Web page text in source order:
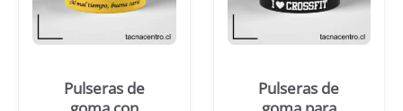
Pulseras de
Pulseras de